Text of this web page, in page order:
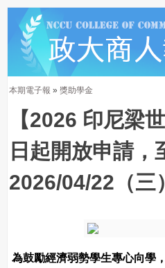
本期電子報 » 獎助學金
【2026 印尼梁
日起開放申請，
2026/04/22（三
為鼓勵經濟弱勢學生專心向學